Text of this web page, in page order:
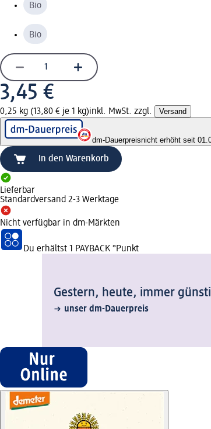
Bio
Bio
3,45 €
0,25 kg (13,80 € je 1 kg)inkl. MwSt. zzgl. Versand
dm-Dauerpreisnicht erhöht seit
In den Warenkorb
Lieferbar
Standardversand 2-3 Werktage
Nicht verfügbar in dm-Märkten
Du erhältst 1 PAYBACK °Punkt
Gestern, heute, immer
unser dm-Dauerpreis